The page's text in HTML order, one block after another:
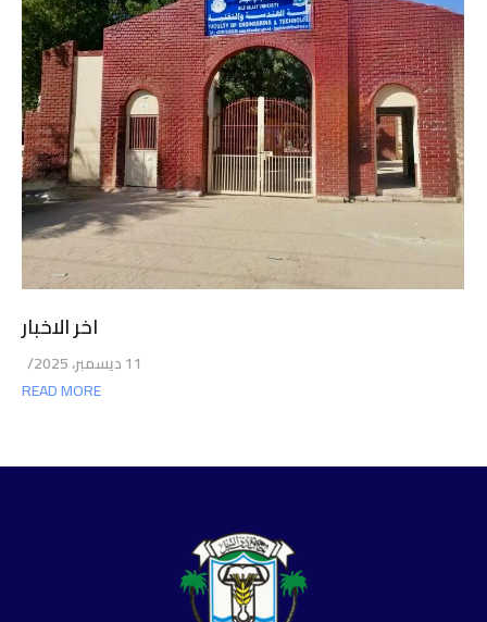
اخر الاخبار
/
READ MORE